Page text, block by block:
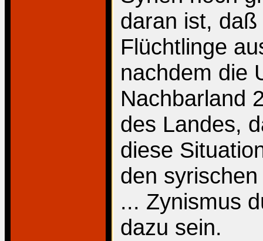
daran ist,
Flüchtlinge
nachdem die
Nachbarland
des Landes,
diese
den
... Zynismus
dazu sein.